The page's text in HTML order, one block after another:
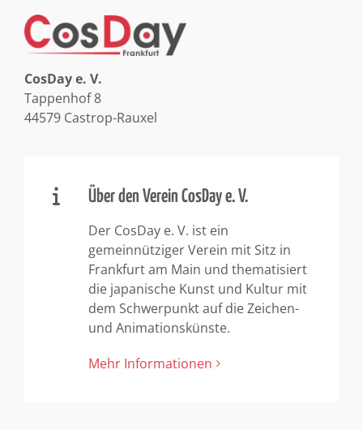
CosDay e. V.
Tappenhof 8
44579 Castrop-Rauxel
Über den Verein CosDay e. V.
Der CosDay e. V. ist ein
gemeinnütziger Verein mit Sitz in
Frankfurt am Main und thematisiert
die japanische Kunst und Kultur mit
dem Schwerpunkt auf die Zeichen-
und Animationskünste.
Mehr Informationen